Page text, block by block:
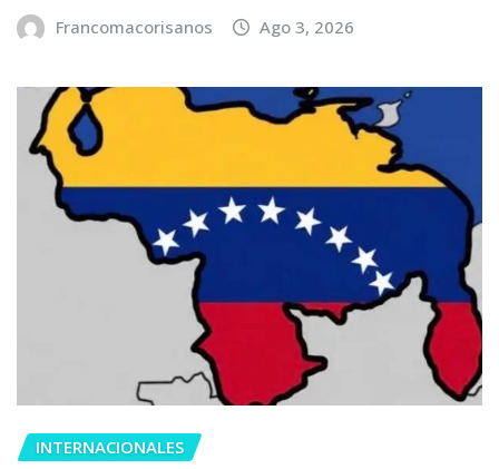
Francomacorisanos Ago 3, 2026
INTERNACIONALES